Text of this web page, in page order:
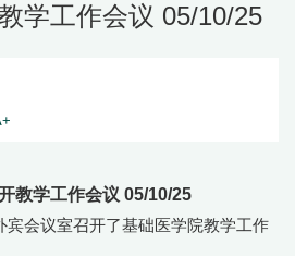
学工作会议 05/10/25
教学工作会议 05/10/25
宾会议室召开了基础医学院教学工作